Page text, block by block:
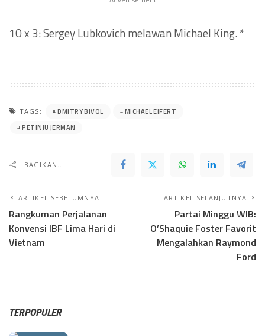
10 x 3: Sergey Lubkovich melawan Michael King. *
TAGS: DMITRY BIVOL
MICHAEL EIFERT
PETINJU JERMAN
BAGIKAN..
ARTIKEL SEBELUMNYA
Rangkuman Perjalanan
Konvensi IBF Lima Hari di
Vietnam
ARTIKEL SELANJUTNYA
Partai Minggu WIB:
O’Shaquie Foster Favorit
Mengalahkan Raymond
Ford
TERPOPULER